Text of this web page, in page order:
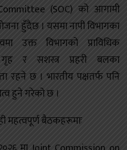
(SOC) को आगामी
हुँदैछ । यसमा नापी विभागका
उक्त विभागको प्राविधिक
गृह र सशस्त्र प्रहरी बलका
रहने छ । भारतीय पक्षतर्फ पनि
हुने गरेको छ ।
महत्वपूर्ण बैठकहरूमाः